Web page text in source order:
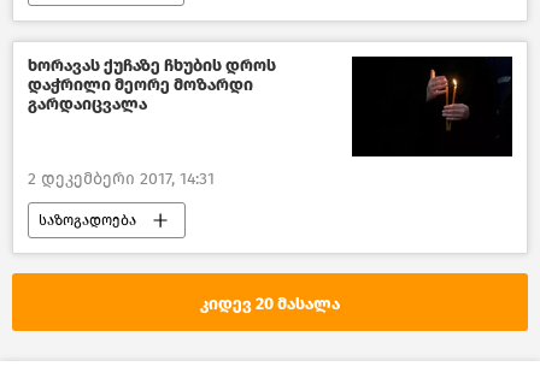
შემთხვევები საქართველოში –2018
საქართველო
ხორავას ქუჩაზე ჩხუბის დროს
დაჭრილი მეორე მოზარდი
გარდაიცვალა
2 დეკემბერი 2017, 14:31
საზოგადოება
კრიმინალი საქართველოში – 2018
საქართველო
კიდევ 20 მასალა